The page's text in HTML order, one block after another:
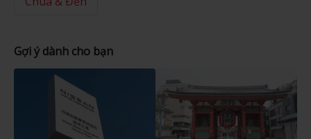
Gợi ý dành cho bạn